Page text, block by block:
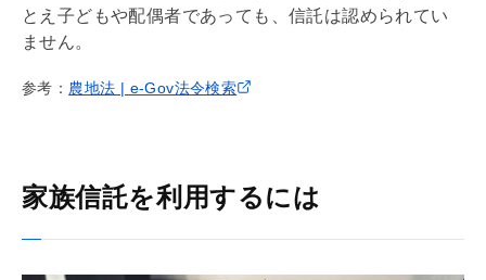
とえ子どもや配偶者であっても、信託は認められてい
ません。
参考： 農地法 | e-Gov法令検索
家族信託を利用するには